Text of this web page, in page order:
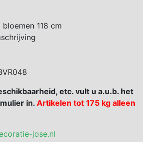
118 cm
etc. vult u a.u.b. het
in.Artikelen tot 175 kg alleen
jose.nl